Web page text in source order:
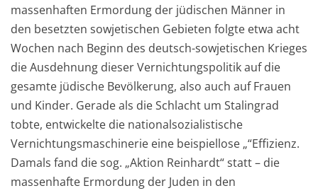
massenhaften Ermordung der jüdischen Männer in
den besetzten sowjetischen Gebieten folgte etwa acht
Wochen nach Beginn des deutsch-sowjetischen Krieges
die Ausdehnung dieser Vernichtungspolitik auf die
gesamte jüdische Bevölkerung, also auch auf Frauen
und Kinder. Gerade als die Schlacht um Stalingrad
tobte, entwickelte die nationalsozialistische
Vernichtungsmaschinerie eine beispiellose „“Effizienz.
Damals fand die sog. „Aktion Reinhardt“ statt – die
massenhafte Ermordung der Juden in den